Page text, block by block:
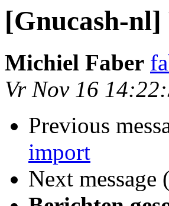
[Gnucash-
Michiel Faber
Vr Nov 16
Previous
import
Next